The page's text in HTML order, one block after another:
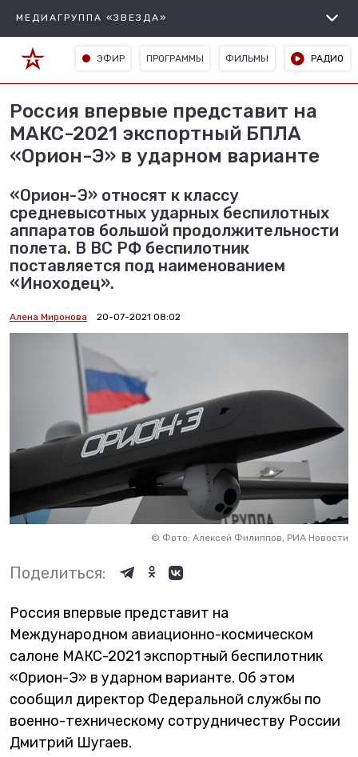
МЕДИАГРУППА «ЗВЕЗДА»
ЭФИР ПРОГРАММЫ ФИЛЬМЫ РАДИО
Россия впервые представит на
МАКС-2021 экспортный БПЛА
«Орион-Э» в ударном варианте
«Орион-Э» относят к классу
средневысотных ударных беспилотных
аппаратов большой продолжительности
полета. В ВС РФ беспилотник
поставляется под наименованием
«Иноходец».
Алена Миронова 20-07-2021 08:02
© Фото: Алексей Филиппов, РИА Новости
Поделиться:
Россия впервые представит на
Международном авиационно-космическом
салоне МАКС-2021 экспортный беспилотник
«Орион-Э» в ударном варианте. Об этом
сообщил директор Федеральной службы по
военно-техническому сотрудничеству России
Дмитрий Шугаев.